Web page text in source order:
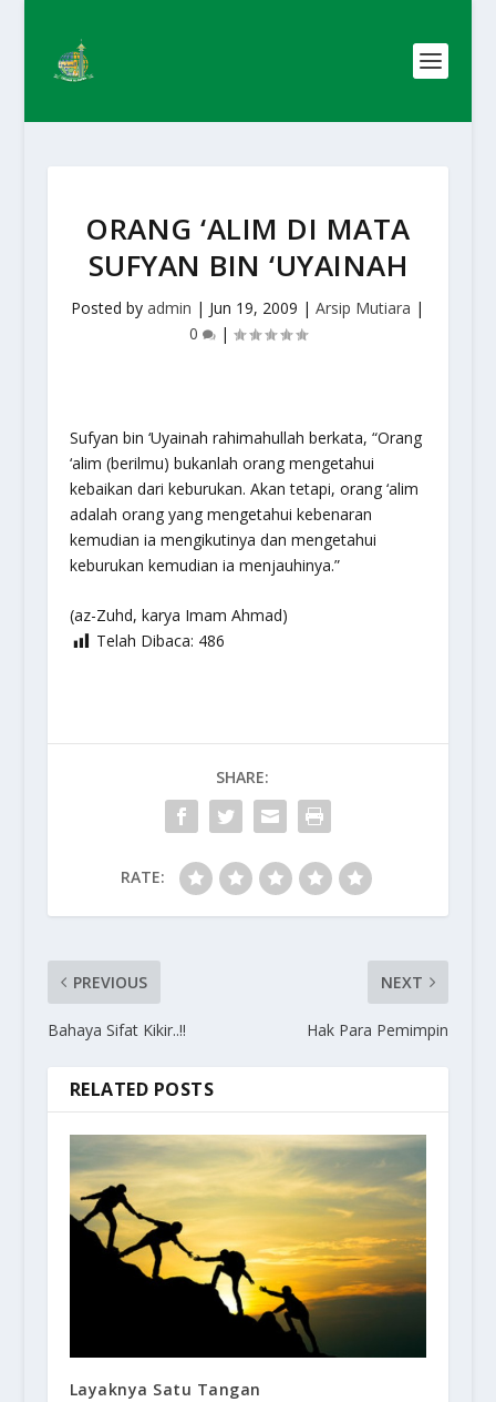
ORANG ‘ALIM DI MATA
SUFYAN BIN ‘UYAINAH
Posted byadmin | Jun 19, 2009 |Arsip Mutiara |
0
|
Sufyan bin ‘Uyainah rahimahullah berkata, “Orang
‘alim (berilmu) bukanlah orang mengetahui
kebaikan dari keburukan. Akan tetapi, orang ‘alim
adalah orang yang mengetahui kebenaran
kemudian ia mengikutinya dan mengetahui
keburukan kemudian ia menjauhinya.”
(az-Zuhd, karya Imam Ahmad)
Telah Dibaca: 486
SHARE:
RATE:
PREVIOUS
Bahaya Sifat Kikir..!!
NEXT
Hak Para Pemimpin
RELATED POSTS
Layaknya Satu Tangan